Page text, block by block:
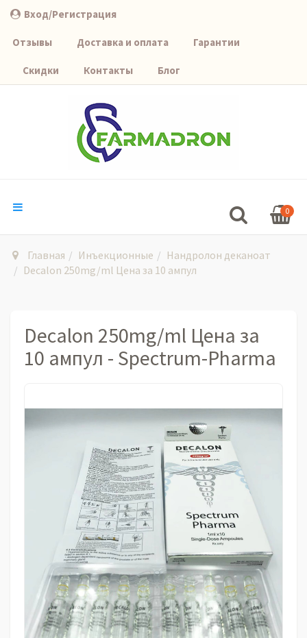
Вход/Регистрация
Отзывы Доставка и оплата Гарантии
Скидки Контакты Блог
0
Главная Инъекционные
Нандролон деканоат
Decalon 250mg/ml Цена за 10 ампул
Decalon 250mg/ml Цена за
10 ампул - Spectrum-Pharma